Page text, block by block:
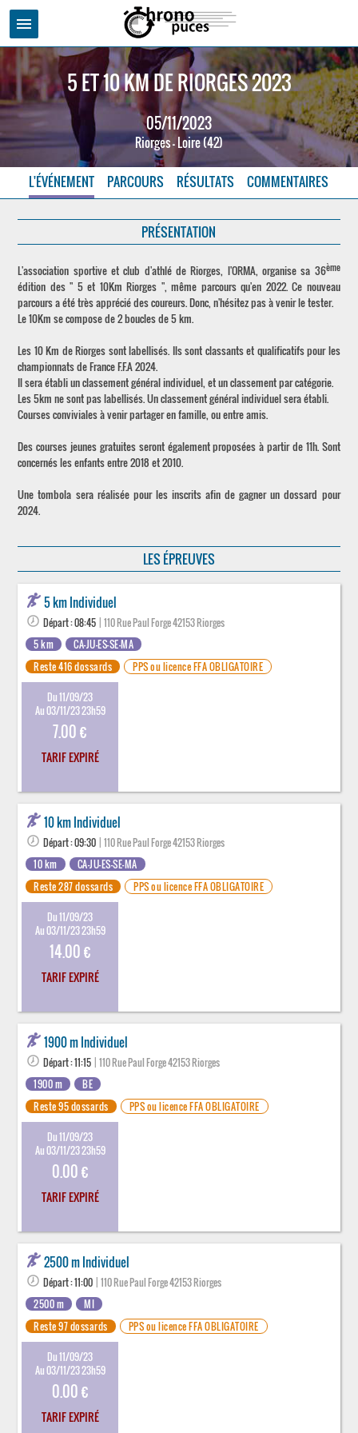
menu
5 ET 10 KM DE RIORGES 2023
05/11/2023
Riorges - Loire (42)
L'ÉVÉNEMENT PARCOURS RÉSULTATS COMMENTAIRES
PRÉSENTATION
L'association sportive et club d'athlé de Riorges, l'ORMA, organise sa 36ème
édition des " 5 et 10Km Riorges ", même parcours qu'en 2022. Ce nouveau
parcours a été très apprécié des coureurs. Donc, n'hésitez pas à venir le tester.
Le 10Km se compose de 2 boucles de 5 km.
Les 10 Km de Riorges sont labellisés. Ils sont classants et qualificatifs pour les
championnats de France F.F.A 2024.
Il sera établi un classement général individuel, et un classement par catégorie.
Les 5km ne sont pas labellisés. Un classement général individuel sera établi.
Courses conviviales à venir partager en famille, ou entre amis.
Des courses jeunes gratuites seront également proposées à partir de 11h. Sont
concernés les enfants entre 2018 et 2010.
Une tombola sera réalisée pour les inscrits afin de gagner un dossard pour
2024.
LES ÉPREUVES
5 km Individuel
Départ : 08:45 | 110 Rue Paul Forge 42153 Riorges
5 km
CA-JU-ES-SE-MA
Reste 416 dossards
PPS ou licence FFA OBLIGATOIRE
Du 11/09/23
Au 03/11/23 23h59
7.00 €
TARIF EXPIRÉ
10 km Individuel
Départ : 09:30 | 110 Rue Paul Forge 42153 Riorges
10 km
CA-JU-ES-SE-MA
Reste 287 dossards
PPS ou licence FFA OBLIGATOIRE
Du 11/09/23
Au 03/11/23 23h59
14.00 €
TARIF EXPIRÉ
1900 m Individuel
Départ : 11:15 | 110 Rue Paul Forge 42153 Riorges
1900 m
BE
Reste 95 dossards
PPS ou licence FFA OBLIGATOIRE
Du 11/09/23
Au 03/11/23 23h59
0.00 €
TARIF EXPIRÉ
2500 m Individuel
Départ : 11:00 | 110 Rue Paul Forge 42153 Riorges
2500 m
MI
Reste 97 dossards
PPS ou licence FFA OBLIGATOIRE
Du 11/09/23
Au 03/11/23 23h59
0.00 €
TARIF EXPIRÉ